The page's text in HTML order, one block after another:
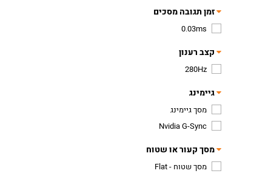
זמן תגובה מסכים
0.03ms
קצב רענון
280Hz
גיימינג
מסך גיימינג
Nvidia G-Sync
מסך קעור או שטוח
מסך שטוח - Flat